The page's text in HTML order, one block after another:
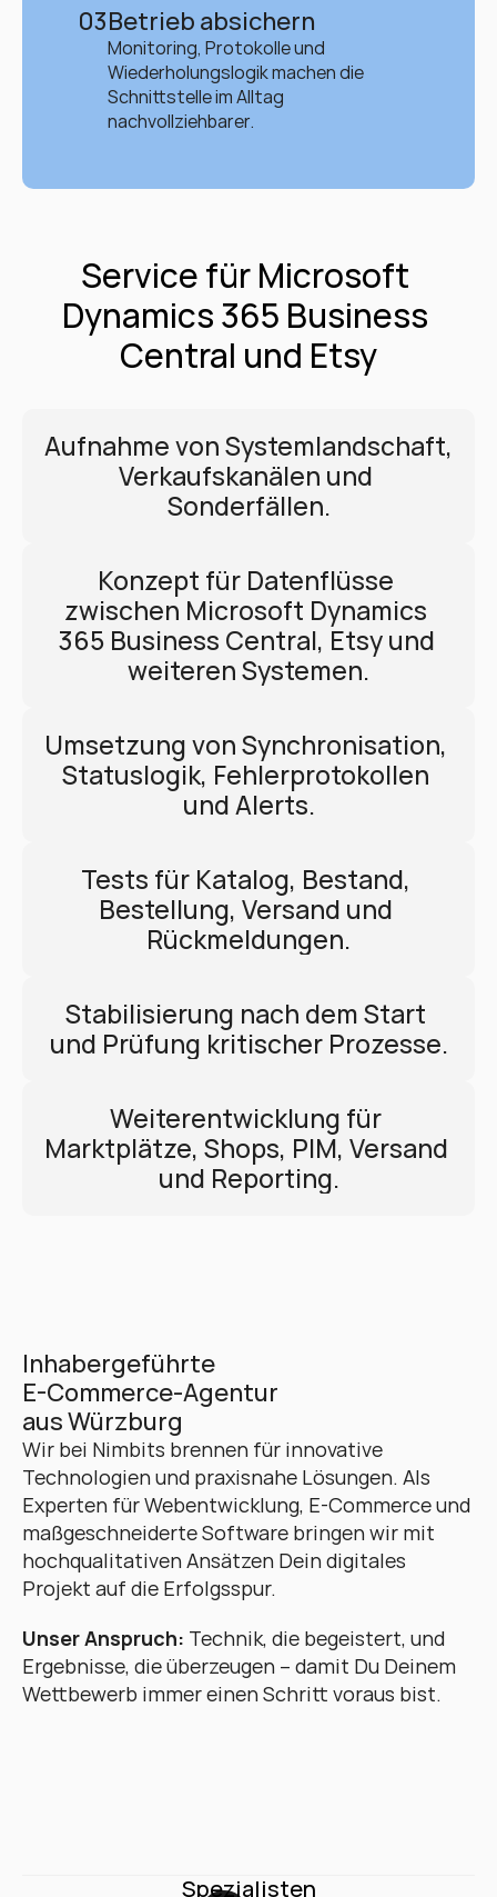
03Betrieb absichern
Monitoring, Protokolle und
Wiederholungslogik machen die
Schnittstelle im Alltag
nachvollziehbarer.
Service für Microsoft
Dynamics 365 Business
Central und Etsy
Aufnahme von Systemlandschaft,
Verkaufskanälen und
Sonderfällen.
Konzept für Datenflüsse
zwischen Microsoft Dynamics
365 Business Central, Etsy und
weiteren Systemen.
Umsetzung von Synchronisation,
Statuslogik, Fehlerprotokollen
und Alerts.
Tests für Katalog, Bestand,
Bestellung, Versand und
Rückmeldungen.
Stabilisierung nach dem Start
und Prüfung kritischer Prozesse.
Weiterentwicklung für
Marktplätze, Shops, PIM, Versand
und Reporting.
Inhabergeführte
E-Commerce-Agentur
aus Würzburg
Wir bei Nimbits brennen für innovative
Technologien und praxisnahe Lösungen. Als
Experten für Webentwicklung, E-Commerce und
maßgeschneiderte Software bringen wir mit
hochqualitativen Ansätzen Dein digitales
Projekt auf die Erfolgsspur.
Unser Anspruch: Technik, die begeistert, und
Ergebnisse, die überzeugen – damit Du Deinem
Wettbewerb immer einen Schritt voraus bist.
Spezialisten